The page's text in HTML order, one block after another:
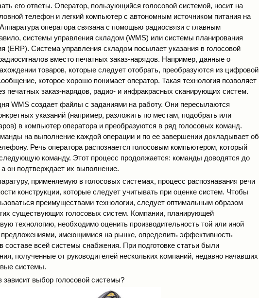
его ответы. Оператор, пользующийся голосовой системой, носит на
телефон и легкий компьютер с автономным источником питания на
оператора связана с помощью радиосвязи с главным
системы управления складом (WMS) или системы планирования
(ERP). Система управления складом посылает указания в голосовой
вместо печатных заказ-нарядов. Например, данные о
товаров, которые следует отобрать, преобразуются из цифровой
которое хорошо понимает оператор. Такая технология позволяет
печатных заказ-нарядов, радио- и инфракрасных сканирующих систем.
WMS создает файлы с заданиями на работу. Они пересылаются
указаний (например, разложить по местам, подобрать или
в компьютер оператора и преобразуются в ряд голосовых команд.
на выполнение каждой операции и по ее завершении докладывает об
Речь оператора распознается голосовым компьютером, который
команду. Этот процесс продолжается: команды доводятся до
он подтверждает их выполнение.
применяемую в голосовых системах, процесс распознавания речи
конструкции, которые следует учитывать при оценке систем. Чтобы
преимуществами технологии, следует оптимальным образом
существующих голосовых систем. Компании, планирующей
технологию, необходимо оценить производительность той или иной
имеющимися на рынке, определить эффективность
составе всей системы снабжения. При подготовке статьи были
полученные от руководителей нескольких компаний, недавно начавших
системы.
зависит выбор голосовой системы?